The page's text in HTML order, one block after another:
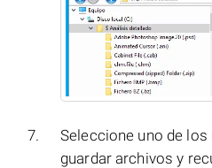
Seleccione uno de
guardar archivos y